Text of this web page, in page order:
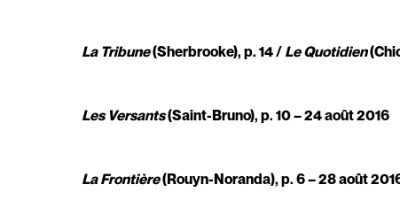
La Tribune(Sherbrooke), p. 14 / Le Quotidien
Les Versants(Saint-Bruno), p. 10 – 24 août 2016
La Frontière(Rouyn-Noranda), p. 6 – 28 août